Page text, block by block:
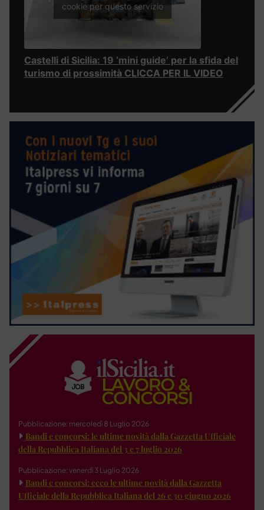
cookie per questo servizio
Castelli di Sicilia: 19 ‘mini guide’ per la sfida del
turismo di prossimità CLICCA PER IL VIDEO
Pubblicazione: mercoledì 8 Luglio 2026
Bandi e concorsi: le ultime novità dalla Gazzetta Ufficiale
della Repubblica Italiana del 3 e 7 luglio 2026
Pubblicazione: venerdì 3 Luglio 2026
Bandi e concorsi: ecco le ultime novità dalla Gazzetta
Ufficiale della Repubblica Italiana del 26 e 30 giugno 2026